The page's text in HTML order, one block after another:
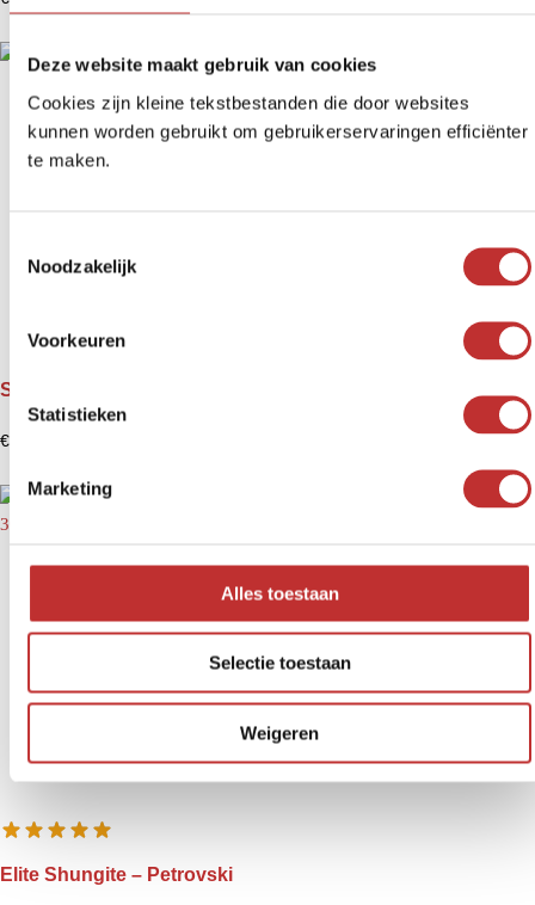
Deze website maakt gebruik van cookies
Cookies zijn kleine tekstbestanden die door websites
kunnen worden gebruikt om gebruikerservaringen efficiënter
te maken.
e
m
n
e
Noodzakelijk
Voorkeuren
Statistieken
Marketing
Alles toestaan
Selectie toestaan
Weigeren
Shungite presse-papier Ofis
€
Elite Shungite – Petrovski